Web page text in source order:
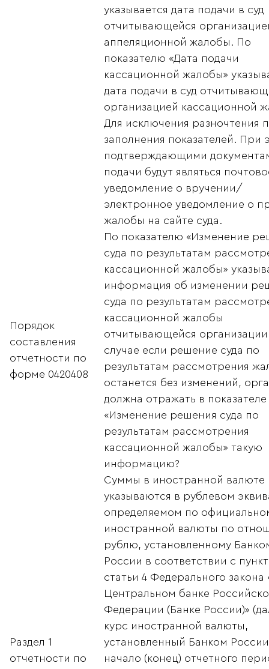
указывается дата подачи в суд
отчитывающейся
аппеляционной жалобы. По
показателю «Дата подачи
кассационной жалобы»
дата подачи в суд
организацией кассационной
Для исключения разночтения
заполнения показателей. При
подтверждающими
подачи будут являться
уведомление о вручении/
электронное уведомление о
жалобы на сайте суда.
Порядок
составления
отчетности по
форме 0420408
По показателю «Изменение
суда по результатам
кассационной жалобы»
информация об изменении
суда по результатам
кассационной жалобы
отчитывающейся
случае если решение суда по
результатам рассмотрения
останется без изменений,
должна отражать в показателе
«Изменение решения суда по
результатам рассмотрения
кассационной жалобы» такую
информацию?
Раздел 1
отчетности по
Суммы в иностранной валюте
указываются в рублевом
определяемом по
иностранной валюты по
рублю, установленному
России в соответствии с
статьи 4 Федерального закона
Центральном банке
Федерации (Банке России)»
курс иностранной валюты,
установленный Банком
начало (конец) отчетного